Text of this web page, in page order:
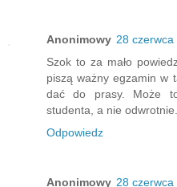
Anonimowy 28
Szok to za mało
piszą ważny egzamin w
dać do prasy. Może
studenta, a nie
Odpowiedz
Anonimowy 28